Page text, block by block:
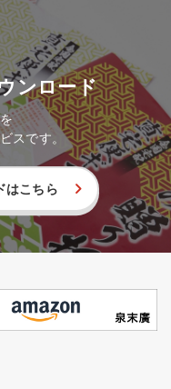
ンロード
スです。
はこちら